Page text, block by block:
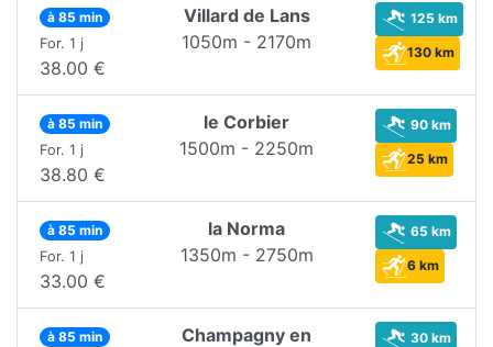
à 85 min
For. 1 j
38.00 €
Villard de Lans
1050m - 2170m
125 km
130 km
à 85 min
For. 1 j
38.80 €
le Corbier
1500m - 2250m
90 km
25 km
à 85 min
For. 1 j
33.00 €
la Norma
1350m - 2750m
65 km
6 km
à 85 min
Champagny en
30 km